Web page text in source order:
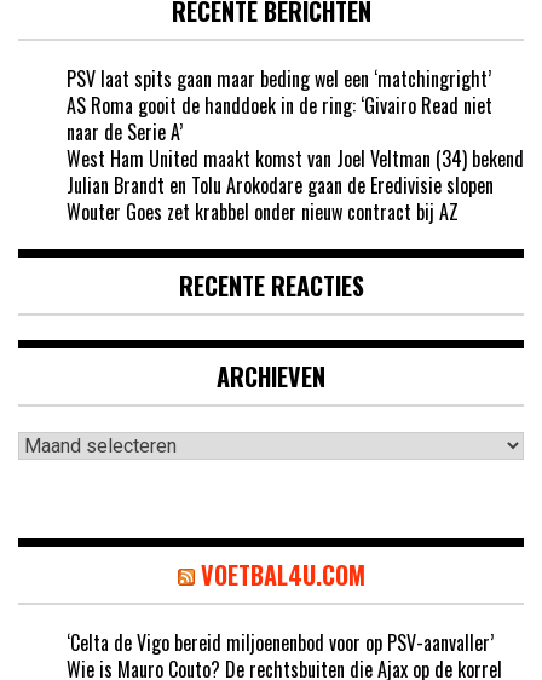
RECENTE BERICHTEN
PSV laat spits gaan maar beding wel een ‘matchingright’
AS Roma gooit de handdoek in de ring: ‘Givairo Read niet
naar de Serie A’
West Ham United maakt komst van Joel Veltman (34) bekend
Julian Brandt en Tolu Arokodare gaan de Eredivisie slopen
Wouter Goes zet krabbel onder nieuw contract bij AZ
RECENTE REACTIES
ARCHIEVEN
Archieven
VOETBAL4U.COM
‘Celta de Vigo bereid miljoenenbod voor op PSV-aanvaller’
Wie is Mauro Couto? De rechtsbuiten die Ajax op de korrel